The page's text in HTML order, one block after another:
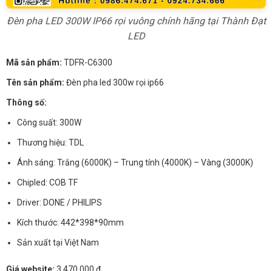
Đèn pha LED 300W IP66 rọi vuông chính hãng tại Thành Đạt
LED
Mã sản phẩm: TDFR-C6300
Tên sản phẩm: Đèn pha led 300w rọi ip66
Thông số:
Công suất: 300W
Thương hiệu: TDL
Ánh sáng: Trắng (6000K) – Trung tính (4000K) – Vàng (3000K)
Chipled: COB TF
Driver: DONE / PHILIPS
Kích thước: 442*398*90mm
Sản xuất tại Việt Nam
Giá website: 3.470.000 đ